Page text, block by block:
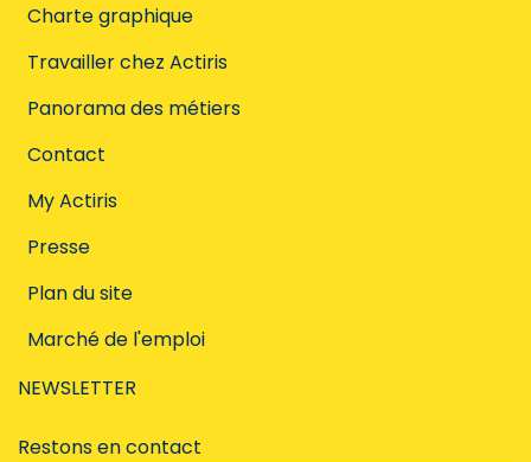
Charte graphique
Travailler chez Actiris
Panorama des métiers
Contact
My Actiris
Presse
Plan du site
Marché de l'emploi
NEWSLETTER
Restons en contact